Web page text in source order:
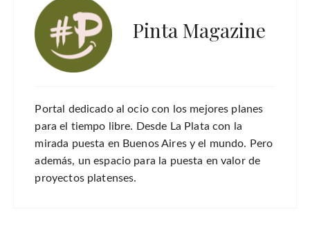
Pinta Magazine
Portal dedicado al ocio con los mejores planes
para el tiempo libre. Desde La Plata con la
mirada puesta en Buenos Aires y el mundo. Pero
además, un espacio para la puesta en valor de
proyectos platenses.